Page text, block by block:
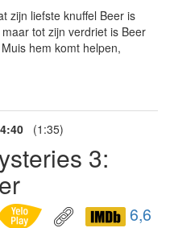
zijn liefste knuffel Beer is
tot zijn verdriet is Beer
hem komt helpen,
(1:35)
3:
6,6